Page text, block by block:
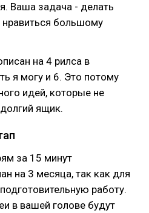
Ваша задача - делать
нравиться большому
на 4 рилса в
я могу и 6. Это потому
идей, которые не
ящик.
за 15 минут
на 3 месяца, так как для
работу.
в вашей голове будут